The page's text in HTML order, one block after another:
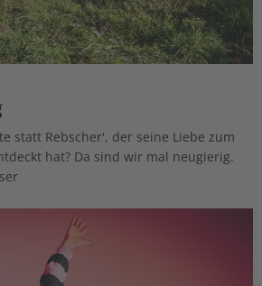
statt Rebscher', der seine Liebe zum
hat? Da sind wir mal neugierig.